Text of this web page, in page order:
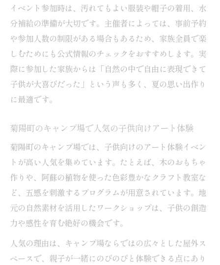
イベント参加時は、汚れてもよい服装や帽子の着用、水
分補給の準備が大切です。主催者によっては、事前予約
や参加人数の制限がある場合もあるため、家族全員で楽
しむためにも公式情報のチェックをおすすめします。実
際に参加した家族からは「自然の中で自由に表現できて
子供が大喜びだった」という声も多く、夏の思い出作り
に最適です。
菊陽町のキャンプ場で人気の子供向けアート体験
菊陽町のキャンプ場では、子供向けのアート体験イベン
トが高い人気を集めています。たとえば、木のおもちゃ
作りや、阿蘇の植物を使った色彩豊かなクラフト教室な
ど、五感を刺激するプログラムが用意されています。地
元の自然素材を活用したワークショップは、子供の創造
力や感性を育む絶好の機会です。
人気の理由は、キャンプ場ならではの広々とした屋外ス
ペースで、親子が一緒にのびのびと体験できる点にあり